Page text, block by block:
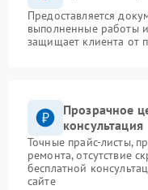
Предоставляется
выполненные работы
защищает клиента от
Прозрачное
консультация
Точные прайс-листы,
ремонта, отсутствие
бесплатной
сайте